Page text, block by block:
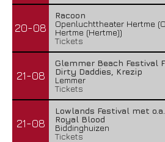
20-08
Racoon
Openluchttheater Hertme
Hertme (Hertme))
Tickets
21-08
Glemmer Beach Festival
Dirty Daddies, Krezip
Lemmer
Tickets
21-08
Lowlands Festival met
Royal Blood
Biddinghuizen
Tickets